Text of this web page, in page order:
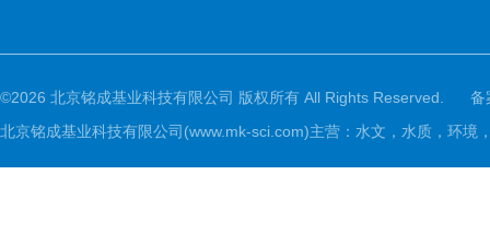
©2026 北京铭成基业科技有限公司 版权所有 All Rights Reserved.
备
北京铭成基业科技有限公司(www.mk-sci.com)主营：水文，水质，环境